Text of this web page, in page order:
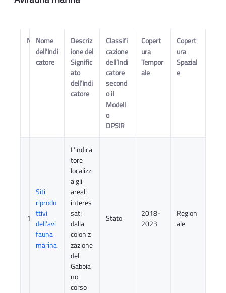
N
Nome
dell’Indi
catore
Descriz
ione del
Signific
ato
dell’Indi
catore
Classifi
cazione
dell’Indi
catore
second
o il
Modell
o
DPSIR
Copert
ura
Tempor
ale
Copert
ura
Spazial
e
1
Siti
riprodu
ttivi
dell’avi
fauna
marina
L’indica
tore
localizz
a gli
areali
interes
sati
dalla
coloniz
zazione
del
Gabbia
no
corso
Stato
2018-
2023
Region
ale